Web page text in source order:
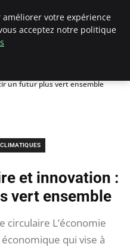
un futur plus vert ensemble
et innovation :
vert ensemble
circulaire L’économie
qui vise à
votre expérience
acceptez notre politique